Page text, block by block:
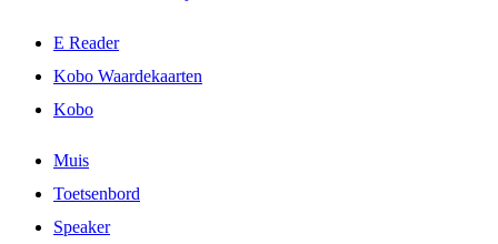
E Reader
Kobo Waardekaarten
Kobo
Muis
Toetsenbord
Speaker